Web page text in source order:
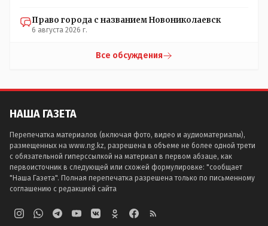
Право города с названием Новониколаевск
6 августа 2026 г.
Все обсуждения
НАША ГАЗЕТА
Перепечатка материалов (включая фото, видео и аудиоматериалы),
размещенных на www.ng.kz, разрешена в объеме не более одной трети
с обязательной гиперссылкой на материал в первом абзаце, как
первоисточник в следующей или схожей формулировке: "сообщает
"Наша Газета". Полная перепечатка разрешена только по письменному
соглашению с редакцией сайта